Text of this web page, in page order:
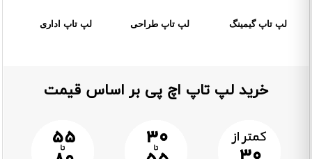
لپ تاپ گیمینگ لپ تاپ طراحی لپ تاپ اداری
خرید لپ تاپ اچ پی بر اساس قیمت